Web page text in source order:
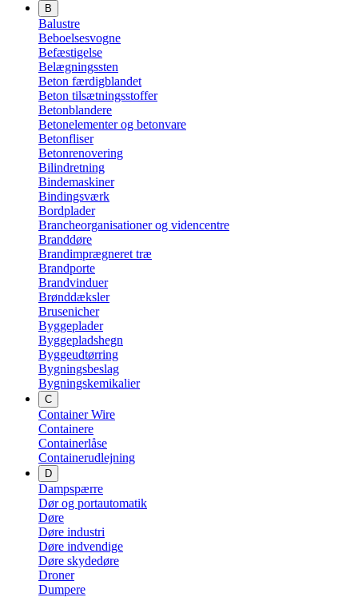
B
Balustre
Beboelsesvogne
Befæstigelse
Belægningssten
Beton færdigblandet
Beton tilsætningsstoffer
Betonblandere
Betonelementer og betonvare
Betonfliser
Betonrenovering
Bilindretning
Bindemaskiner
Bindingsværk
Bordplader
Brancheorganisationer og videncentre
Branddøre
Brandimprægneret træ
Brandporte
Brandvinduer
Brønddæksler
Brusenicher
Byggeplader
Byggepladshegn
Byggeudtørring
Bygningsbeslag
Bygningskemikalier
C
Container Wire
Containere
Containerlåse
Containerudlejning
D
Dampspærre
Dør og portautomatik
Døre
Døre industri
Døre indvendige
Døre skydedøre
Droner
Dumpere